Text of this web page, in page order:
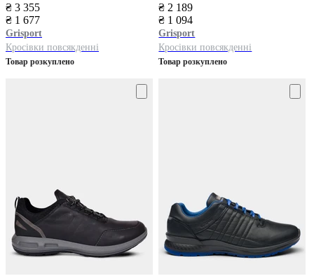
₴ 3 355
₴ 1 677
Grisport
Кросівки повсякденні
Товар розкуплено
₴ 2 189
₴ 1 094
Grisport
Кросівки повсякденні
Товар розкуплено